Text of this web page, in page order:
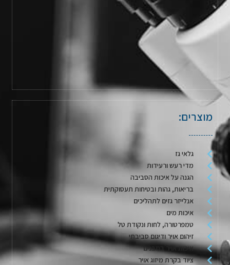
מוצרים:
גלאי גז
מדי רעש ורעידות
הגנה על איכות הסביבה
בריאות, גהות ובטיחות תעסוקתית
אנלייזר גזים לתהליכים
איכות מים
טמפרטורה, לחות ונקודת טל
זיהום אויר ודיגום סביבתי
איכות אויר במבנים
ציוד בקרת מיזוג אויר